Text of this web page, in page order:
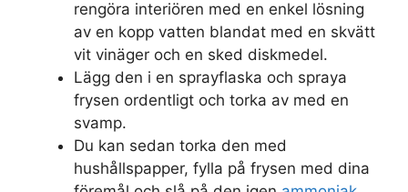
rengöra interiören med en enkel lösning
av en kopp vatten blandat med en skvätt
vit vinäger och en sked diskmedel.
Lägg den i en sprayflaska och spraya
frysen ordentligt och torka av med en
svamp.
Du kan sedan torka den med
hushållspapper, fylla på frysen med dina